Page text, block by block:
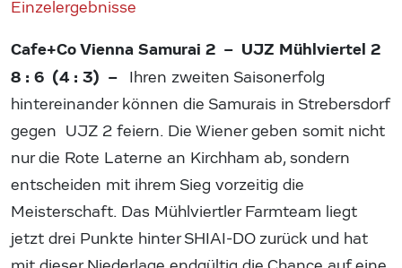
Einzelergebnisse
Cafe+Co Vienna Samurai 2 – UJZ Mühlviertel 2
8 : 6 (4 : 3) –
Ihren zweiten Saisonerfolg
hintereinander können die Samurais in Strebersdorf
gegen UJZ 2 feiern. Die Wiener geben somit nicht
nur die Rote Laterne an Kirchham ab, sondern
entscheiden mit ihrem Sieg vorzeitig die
Meisterschaft. Das Mühlviertler Farmteam liegt
jetzt drei Punkte hinter SHIAI-DO zurück und hat